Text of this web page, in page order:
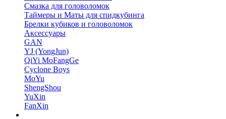
Смазка для головоломок
Таймеры и Маты для спидкубинга
Брелки кубиков и головоломок
Аксессуары
GAN
YJ (YongJun)
QiYi MoFangGe
Cyclone Boys
MoYu
ShengShou
YuXin
FanXin